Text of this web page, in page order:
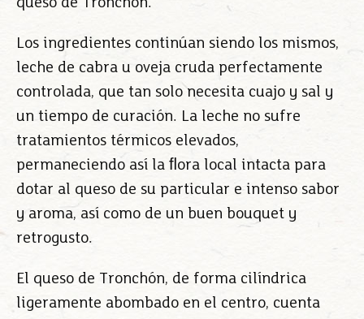
queso de Tronchón.
Los ingredientes continúan siendo los mismos,
leche de cabra u oveja cruda perfectamente
controlada, que tan solo necesita cuajo y sal y
un tiempo de curación. La leche no sufre
tratamientos térmicos elevados,
permaneciendo así la ﬂora local intacta para
dotar al queso de su particular e intenso sabor
y aroma, así como de un buen bouquet y
retrogusto.
El queso de Tronchón, de forma cilíndrica
ligeramente abombado en el centro, cuenta